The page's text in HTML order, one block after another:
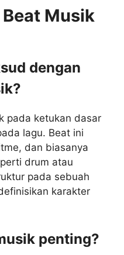
Beat Musik
dengan
pada ketukan dasar
lagu. Beat ini
dan biasanya
drum atau
pada sebuah
karakter
penting?